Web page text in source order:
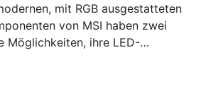
mit RGB ausgestatteten
von MSI haben zwei
Möglichkeiten, ihre LED-